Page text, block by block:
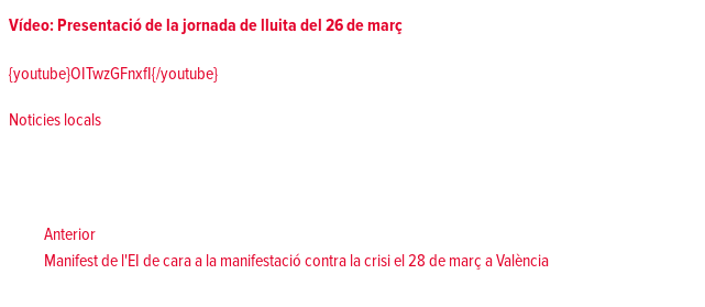
Vídeo: Presentació de la jornada de lluita del 26 de març
{youtube}OITwzGFnxfI{/youtube}
Posted in
Noticies locals
d'entradesAnteriorAnterior:
Manifest de l'EI de cara a la manifestació contra la crisi el 28 de març a València